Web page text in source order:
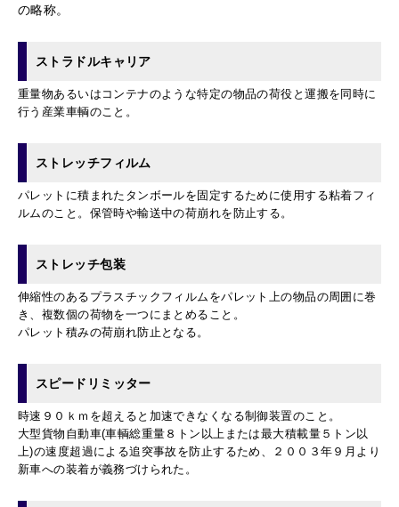
の略称。
ストラドルキャリア
重量物あるいはコンテナのような特定の物品の荷役と運搬を同時に
行う産業車輌のこと。
ストレッチフィルム
パレットに積まれたタンボールを固定するために使用する粘着フィ
ルムのこと。保管時や輸送中の荷崩れを防止する。
ストレッチ包装
伸縮性のあるプラスチックフィルムをパレット上の物品の周囲に巻
き、複数個の荷物を一つにまとめること。
パレット積みの荷崩れ防止となる。
スピードリミッター
時速９０ｋｍを超えると加速できなくなる制御装置のこと。
大型貨物自動車(車輌総重量８トン以上または最大積載量５トン以
上)の速度超過による追突事故を防止するため、２００３年９月より
新車への装着が義務づけられた。